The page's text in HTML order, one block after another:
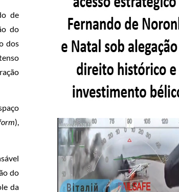
de
do
dos
),
do
da